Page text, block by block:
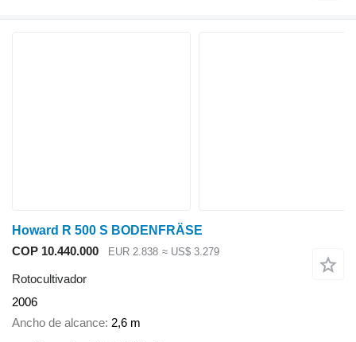
Howard R 500 S BODENFRÄSE
COP 10.440.000
EUR 2.838 ≈ US$ 3.279
Rotocultivador
2006
Ancho de alcance 2,6 m